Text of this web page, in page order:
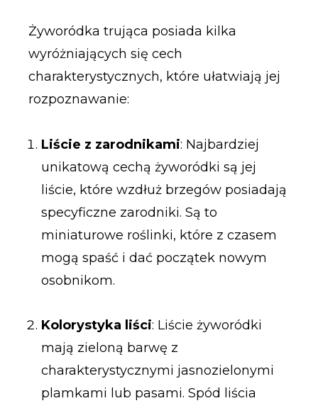
Żyworódka trująca posiada kilka
wyróżniających się cech
charakterystycznych, które ułatwiają jej
rozpoznawanie:
Liście z zarodnikami: Najbardziej
unikatową cechą żyworódki są jej
liście, które wzdłuż brzegów posiadają
specyficzne zarodniki. Są to
miniaturowe roślinki, które z czasem
mogą spaść i dać początek nowym
osobnikom.
Kolorystyka liści: Liście żyworódki
mają zieloną barwę z
charakterystycznymi jasnozielonymi
plamkami lub pasami. Spód liścia